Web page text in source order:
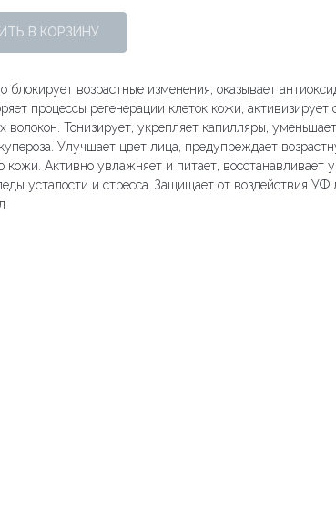
В КОРЗИНУ
блокирует возрастные изменения, оказывает
процессы регенерации клеток кожи, активизирует
волокон. Тонизирует, укрепляет капилляры, уменьшает
Улучшает цвет лица, предупреждает
кожи. Активно увлажняет и питает, восстанавливает
усталости и стресса. Защищает от воздействия УФ